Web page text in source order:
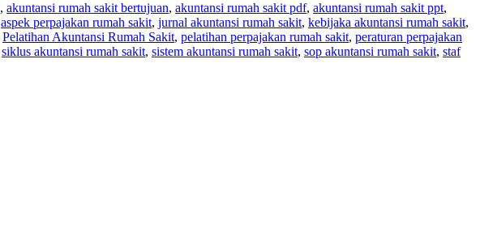
, akuntansi rumah sakit bertujuan, akuntansi rumah sakit pdf, akuntansi rumah sakit ppt,
aspek perpajakan rumah sakit, jurnal akuntansi rumah sakit, kebijaka akuntansi rumah sakit,
Pelatihan Akuntansi Rumah Sakit, pelatihan perpajakan rumah sakit, peraturan perpajakan
siklus akuntansi rumah sakit, sistem akuntansi rumah sakit, sop akuntansi rumah sakit, staf